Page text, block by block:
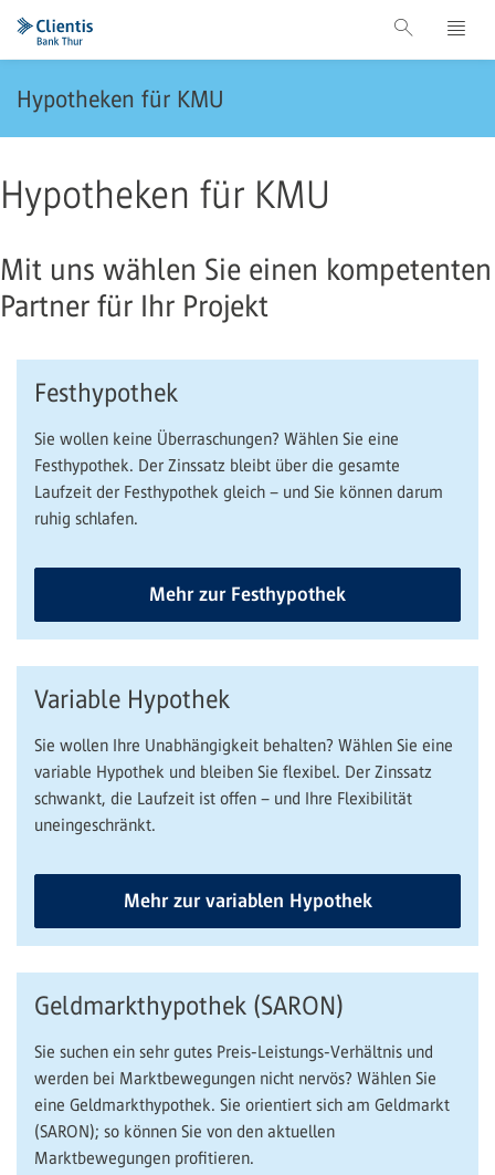
Hypotheken für KMU
Hypotheken für KMU
Mit uns wählen Sie einen kompetenten
Partner für Ihr Projekt
Festhypothek
Sie wollen keine Überraschungen? Wählen Sie eine
Festhypothek. Der Zinssatz bleibt über die gesamte
Laufzeit der Festhypothek gleich – und Sie können darum
ruhig schlafen.
Mehr zur Festhypothek
Variable Hypothek
Sie wollen Ihre Unabhängigkeit behalten? Wählen Sie eine
variable Hypothek und bleiben Sie flexibel. Der Zinssatz
schwankt, die Laufzeit ist offen – und Ihre Flexibilität
uneingeschränkt.
Mehr zur variablen Hypothek
Geldmarkthypothek (SARON)
Sie suchen ein sehr gutes Preis-Leistungs-Verhältnis und
werden bei Marktbewegungen nicht nervös? Wählen Sie
eine Geldmarkthypothek. Sie orientiert sich am Geldmarkt
(SARON); so können Sie von den aktuellen
Marktbewegungen profitieren.